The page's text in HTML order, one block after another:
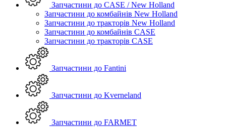
Запчастини до CASE / New Holland
Запчастини до комбайнів New Holland
Запчастини до тракторів New Holland
Запчастини до комбайнів CASE
Запчастини до тракторів CASE
Запчастини до Fantini
Запчастини до Kverneland
Запчастини до FARMET